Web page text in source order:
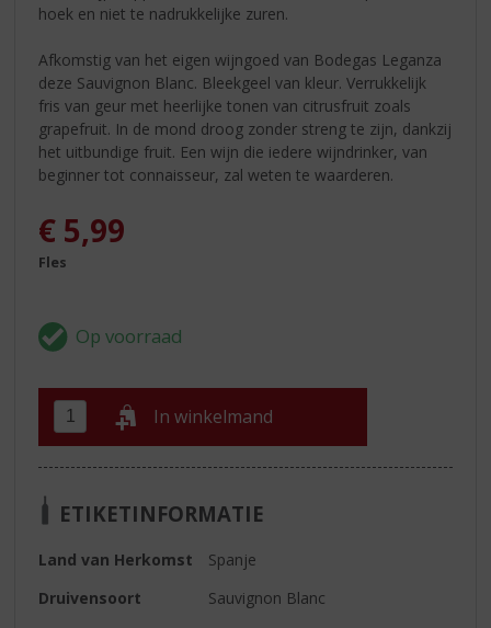
hoek en niet te nadrukkelijke zuren.
Afkomstig van het eigen wijngoed van Bodegas Leganza
deze Sauvignon Blanc. Bleekgeel van kleur. Verrukkelijk
fris van geur met heerlijke tonen van citrusfruit zoals
grapefruit. In de mond droog zonder streng te zijn, dankzij
het uitbundige fruit. Een wijn die iedere wijndrinker, van
beginner tot connaisseur, zal weten te waarderen.
€ 5,99
Fles
In winkelmand
ETIKETINFORMATIE
Land van Herkomst
Spanje
Druivensoort
Sauvignon Blanc